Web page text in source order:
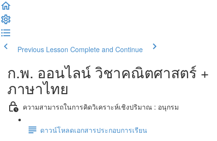
Previous Lesson Complete and Continue
ก.พ. ออนไลน์ วิชาคณิตศาสตร์ +
ภาษาไทย
ความสามารถในการคิดวิเคราะห์เชิงปริมาณ : อนุกรม
ดาวน์โหลดเอกสารประกอบการเรียน